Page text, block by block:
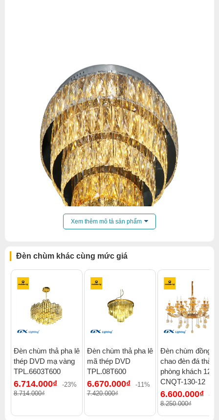
Click để xem thêm chiết khấu, quà tặng và khuyến mãi của
đèn chùm.
Xem thêm:Đèn chùm hiện đại,Đèn chùm ốp trần,
Đèn chùm pha lê
Đèn chùm phòng khách
Xem thêm mô tả sản phẩm
Đèn chùm khác cùng mức giá
Đèn chùm thả pha lê
thép DVD mạ vàng
TPL.6603T600
6.714.000₫
-23%
8.714.000₫
Đèn chùm thả pha lê
mã thép DVD
TPL.08T600
6.670.000₫
-11%
7.420.000₫
Đèn chùm đồng
chao đèn đá thả
phòng khách 12
CNQT-130-12
6.600.000₫
-
8.250.000₫